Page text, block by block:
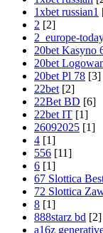
1xbet russian1
2 [2]
2_europe-
20bet Kasyno
20bet
20bet Pl 78 [3]
22bet [2]
22Bet BD [6]
22bet IT [1]
26092025 [1]
4 [1]
556 [11]
6 [1]
67 Slottica
72 Slottica
8 [1]
888starz bd [2]
a16z